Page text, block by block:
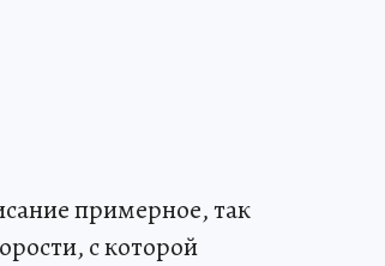
примерное, так
с которой